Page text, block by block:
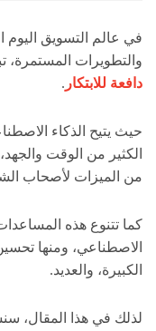
في عالم التسويق اليوم
والتطويرات المستمرة،
دافعة للابتكار .
حيث يتيح الذكاء
الكثير من الوقت
من الميزات لأصحاب
كما تتنوع هذه
الاصطناعي، ومنها
الكبيرة، والعديد.
لذلك في هذا المقال،